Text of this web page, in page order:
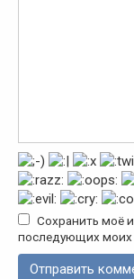
Сохранить моё
последующих моих